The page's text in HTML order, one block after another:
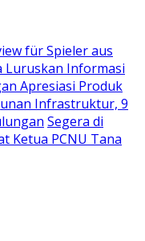
für Spieler aus
Luruskan Informasi
Apresiasi Produk
Infrastruktur, 9
Segera di
Ketua PCNU Tana